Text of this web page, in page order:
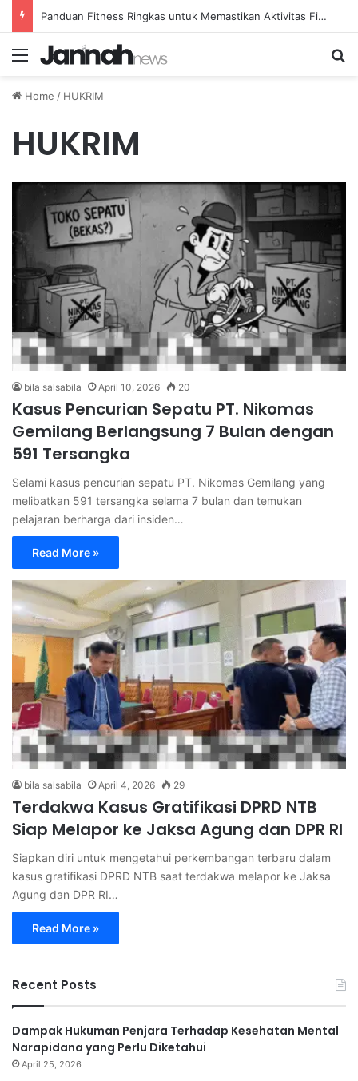
Panduan Fitness Ringkas untuk Memastikan Aktivitas Fisik Anda Tetap Konsisten
Menu
Home / HUKRIM
HUKRIM
bila salsabila April 10, 2026 20
Kasus Pencurian Sepatu PT. Nikomas
Gemilang Berlangsung 7 Bulan dengan
591 Tersangka
Selami kasus pencurian sepatu PT. Nikomas Gemilang yang
melibatkan 591 tersangka selama 7 bulan dan temukan
pelajaran berharga dari insiden…
Read More »
bila salsabila April 4, 2026 29
Terdakwa Kasus Gratifikasi DPRD NTB
Siap Melapor ke Jaksa Agung dan DPR RI
Siapkan diri untuk mengetahui perkembangan terbaru dalam
kasus gratifikasi DPRD NTB saat terdakwa melapor ke Jaksa
Agung dan DPR RI…
Read More »
Recent Posts
Dampak Hukuman Penjara Terhadap Kesehatan Mental
Narapidana yang Perlu Diketahui
April 25, 2026